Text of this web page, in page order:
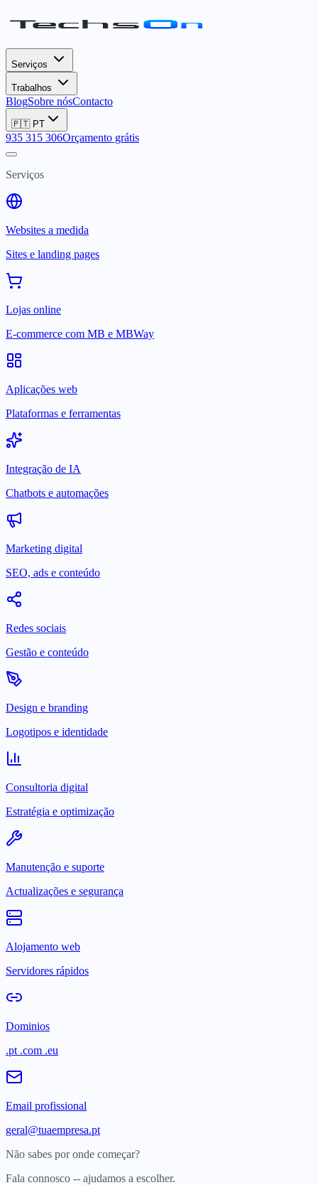
Serviços
Trabalhos
BlogSobre nósContacto
🇵🇹 PT
935 315 306Orçamento grátis
Serviços
Websites a medida
Sites e landing pages
Lojas online
E-commerce com MB e MBWay
Aplicações web
Plataformas e ferramentas
Integração de IA
Chatbots e automações
Marketing digital
SEO, ads e conteúdo
Redes sociais
Gestão e conteúdo
Design e branding
Logotipos e identidade
Consultoria digital
Estratégia e optimização
Manutenção e suporte
Actualizações e segurança
Alojamento web
Servidores rápidos
Dominios
.pt .com .eu
Email profissional
geral@tuaempresa.pt
Não sabes por onde começar?
Fala connosco -- ajudamos a escolher.